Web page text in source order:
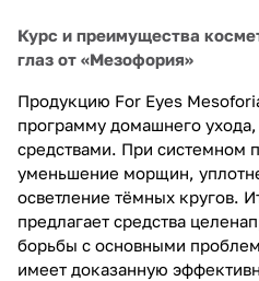
Курс и преимущества
глаз от «Мезофория»
Продукцию For Eyes
программу домашнего
средствами. При системном
уменьшение морщин,
осветление тёмных кругов.
предлагает средства
борьбы с основными
имеет доказанную